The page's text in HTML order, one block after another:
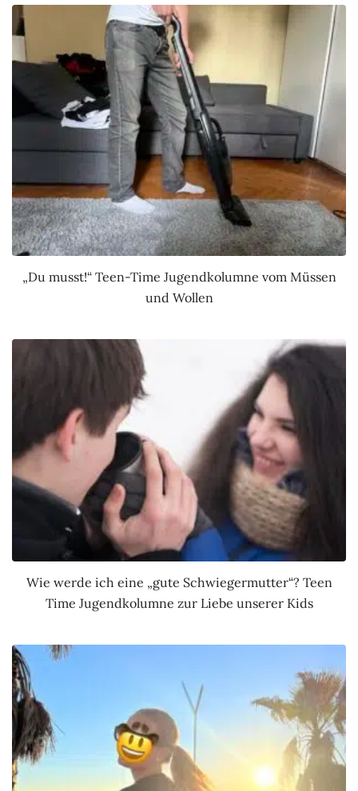
„Du musst!“ Teen-Time Jugendkolumne vom Müssen
und Wollen
Wie werde ich eine „gute Schwiegermutter“? Teen
Time Jugendkolumne zur Liebe unserer Kids